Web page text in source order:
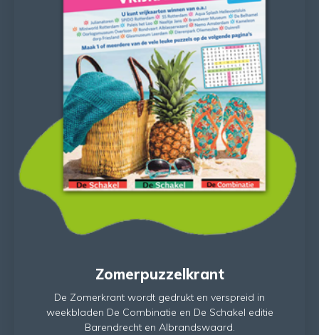
Zomerpuzzelkrant
De Zomerkrant wordt gedrukt en verspreid in
weekbladen De Combinatie en De Schakel editie
Barendrecht en Albrandswaard.